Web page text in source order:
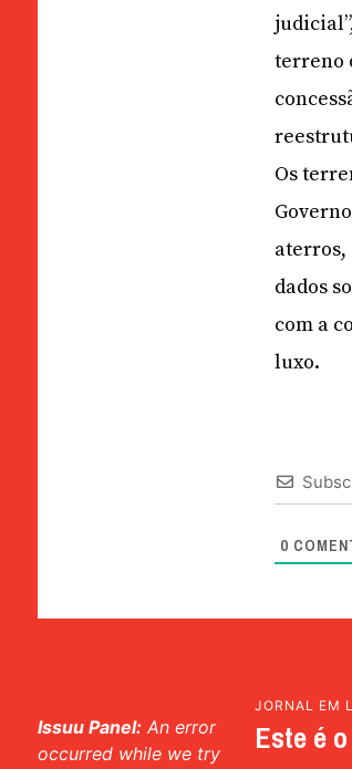
terreno
Os
aterros,
dados
com a
luxo.
0
Issuu Panel: An error
occurred while we try
JORNAL EM
Este é